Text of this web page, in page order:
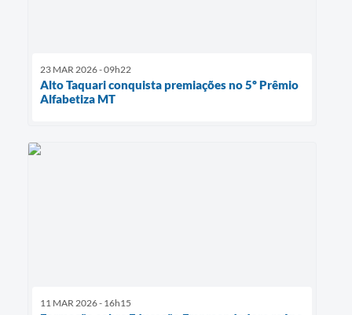
23 MAR 2026 - 09h22
Alto Taquari conquista premiações no 5º Prêmio
Alfabetiza MT
11 MAR 2026 - 16h15